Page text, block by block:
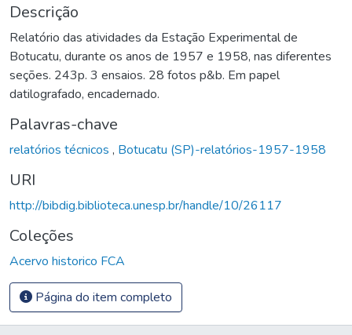
Descrição
Relatório das atividades da Estação Experimental de
Botucatu, durante os anos de 1957 e 1958, nas diferentes
seções. 243p. 3 ensaios. 28 fotos p&b. Em papel
datilografado, encadernado.
Palavras-chave
relatórios técnicos , Botucatu (SP)-relatórios-1957-1958
URI
http://bibdig.biblioteca.unesp.br/handle/10/26117
Coleções
Acervo historico FCA
Página do item completo